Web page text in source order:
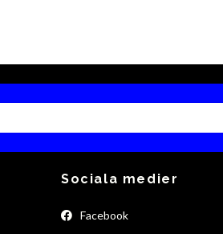
Sociala medier
Facebook